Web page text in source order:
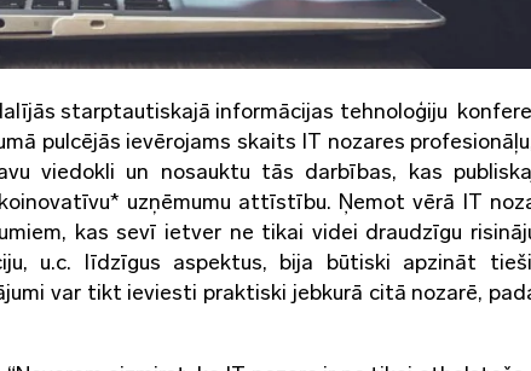
starptautiskajā informācijas tehnoloģiju
pulcējās ievērojams skaits IT nozares
viedokli un nosauktu tās darbības, kas
uzņēmumu attīstību. Ņemot vērā IT
kas sevī ietver ne tikai videi draudzīgu
u.c. līdzīgus aspektus, bija būtiski apzināt
var tikt ieviesti praktiski jebkurā citā nozarē,